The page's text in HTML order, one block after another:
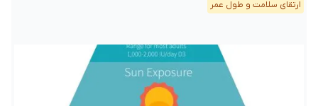
ارتقای سلامت و طول عمر